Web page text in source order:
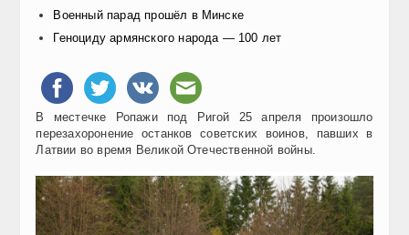
Военный парад прошёл в Минске
Геноциду армянского народа — 100 лет
В местечке Ропажи под Ригой 25 апреля произошло
перезахоронение останков советских воинов, павших в
Латвии во время Великой Отечественной войны.